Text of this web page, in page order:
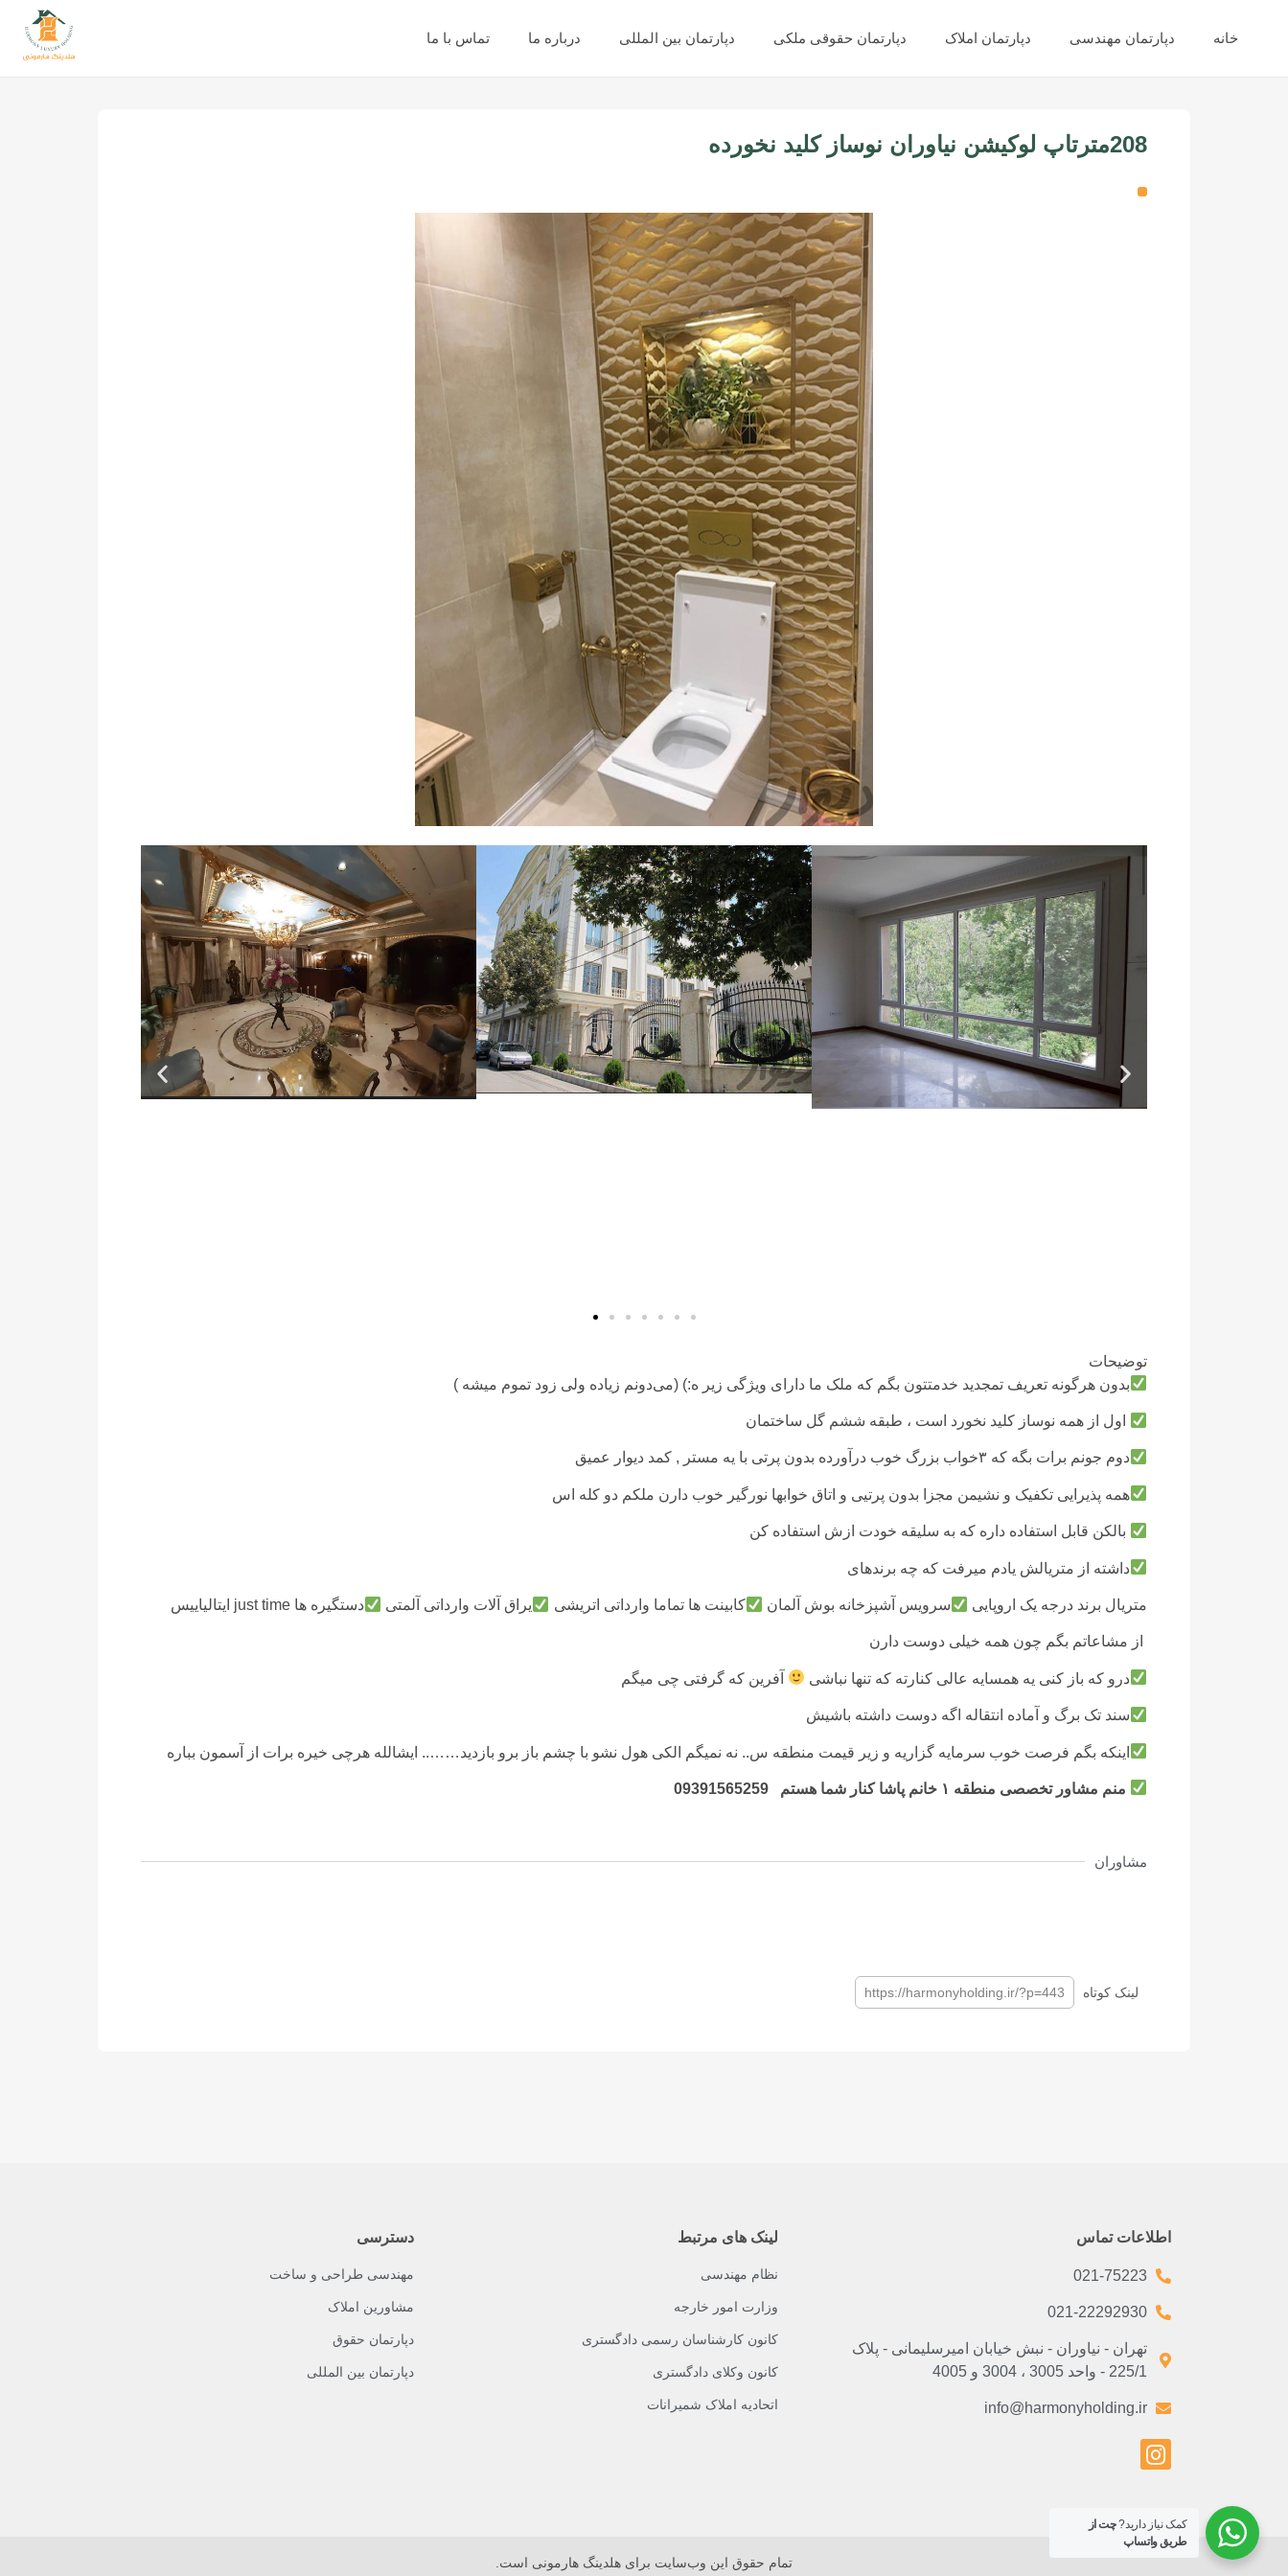
خانه دپارتمان مهندسی دپارتمان املاک دپارتمان حقوقی ملکی دپارتمان بین المللی درباره ما تماس با ما
208مترتاپ لوکیشن نیاوران نوساز کلید نخورده
توضیحات
بدون هرگونه تعریف تمجدید خدمتتون بگم که ملک ما دارای ویژگی زیر ه:) (می‌دونم زیاده ولی زود تموم میشه )
اول از همه نوساز کلید نخورد است ، طبقه ششم گل ساختمان
دوم جونم برات بگه که ۳خواب بزرگ خوب درآورده بدون پرتی با یه مستر , کمد دیوار عمیق
همه پذیرایی تکفیک و نشیمن مجزا بدون پرتیی و اتاق خوابها نورگیر خوب دارن ملکم دو کله اس
بالکن قابل استفاده داره که به سلیقه خودت ازش استفاده کن
داشته از متریالش یادم میرفت که چه برندهای
متریال برند درجه یک اروپایی سرویس آشپزخانه بوش آلمان کابینت ها تماما وارداتی اتریشی یراق آلات وارداتی آلمتی دستگیره ها just time ایتالیاییس
از مشاعاتم بگم چون همه خیلی دوست دارن
درو که باز کنی یه همسایه عالی کنارته که تنها نباشی آفرین که گرفتی چی میگم
سند تک برگ و آماده انتقاله اگه دوست داشته باشیش
اینکه بگم فرصت خوب سرمایه گزاریه و زیر قیمت منطقه س.. نه نمیگم الکی هول نشو با چشم باز برو بازدید‌…….. ایشالله هرچی خیره برات از آسمون بباره
منم مشاور تخصصی منطقه ۱ خانم پاشا کنار شما هستم 09391565259
مشاوران
لینک کوتاه https://harmonyholding.ir/?p=443
اطلاعات تماس
021-75223
021-22292930
تهران - نیاوران - نبش خیابان امیرسلیمانی - پلاک
225/1 - واحد 3005 ، 3004 و 4005
info@harmonyholding.ir
لینک های مرتبط
نظام مهندسی
وزارت امور خارجه
کانون کارشناسان رسمی دادگستری
کانون وکلای دادگستری
اتحادیه املاک شمیرانات
دسترسی
مهندسی طراحی و ساخت
مشاورین املاک
دپارتمان حقوق
دپارتمان بین المللی
تمام حقوق اين وب‌سايت برای هلدینگ هارمونی است.
کمک نیاز دارید?چت از
طریق واتساپ